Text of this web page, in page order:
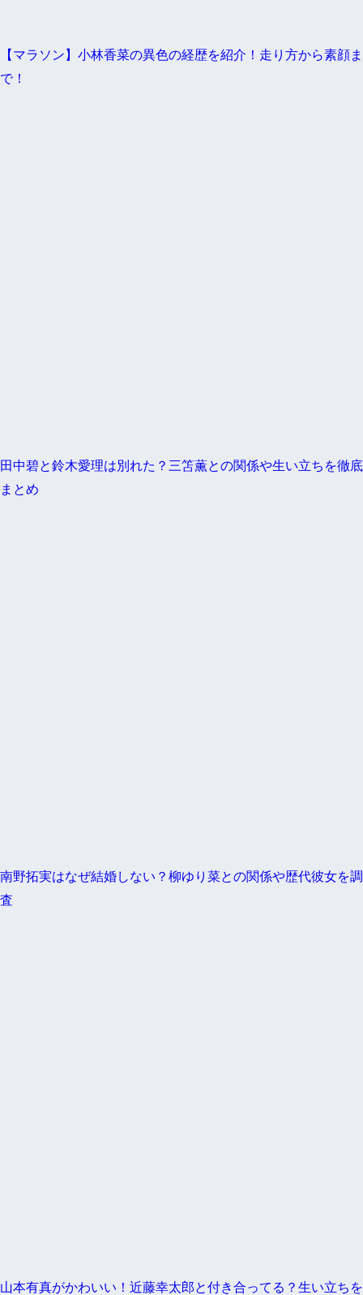
【マラソン】小林香菜の異色の経歴を紹介！走り方から素顔ま
で！
田中碧と鈴木愛理は別れた？三笘薫との関係や生い立ちを徹底
まとめ
南野拓実はなぜ結婚しない？柳ゆり菜との関係や歴代彼女を調
査
山本有真がかわいい！近藤幸太郎と付き合ってる？生い立ちを